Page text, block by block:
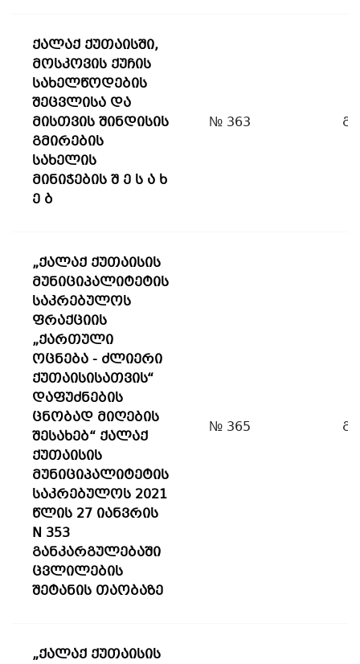
ქალაქ ქუთაისში,
მოსკოვის ქუჩის
სახელწოდების
შეცვლისა და
მისთვის შინდისის
გმირების
სახელის
მინიჭების შ ე ს ა ხ
ე ბ
№ 363
„ქალაქ ქუთაისის
მუნიციპალიტეტის
საკრებულოს
ფრაქციის
„ქართული
ოცნება - ძლიერი
ქუთაისისათვის“
დაფუძნების
ცნობად მიღების
შესახებ“ ქალაქ
ქუთაისის
მუნიციპალიტეტის
საკრებულოს 2021
წლის 27 იანვრის
N 353
განკარგულებაში
ცვლილების
შეტანის თაობაზე
№ 365
„ქალაქ ქუთაისის